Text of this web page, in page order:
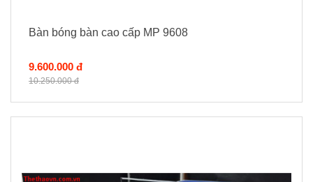
Bàn bóng bàn cao cấp MP 9608
9.600.000 đ
10.250.000 đ